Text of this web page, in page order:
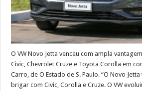
O VW Novo Jetta venceu com ampla
Civic, Chevrolet Cruze e Toyota Corolla em
Carro, de O Estado de S. Paulo. “O Novo
brigar com Civic, Corolla e Cruze. O VW